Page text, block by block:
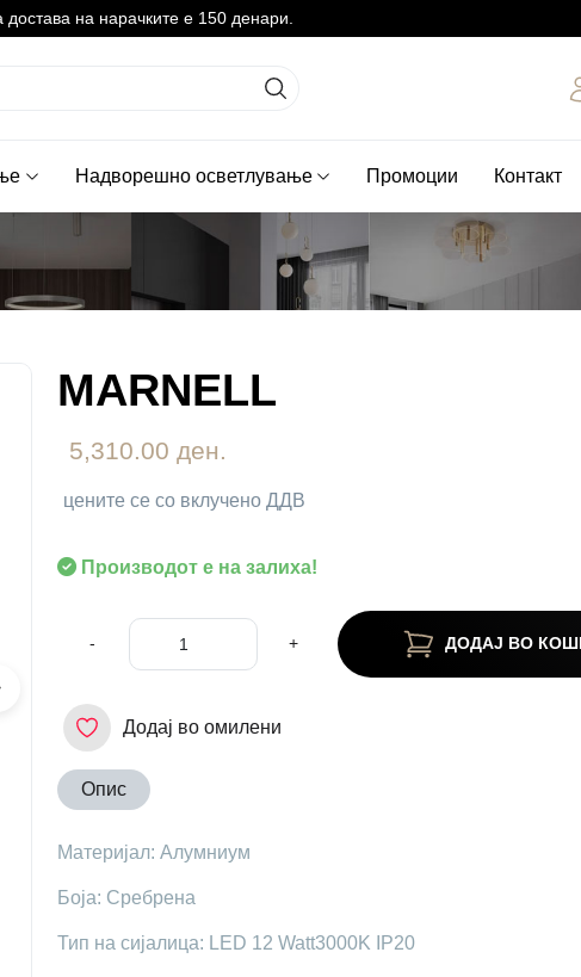
на нарачките е 150 денари.
Надворешно осветлување Промоции Контакт
MARNELL
5,310.00 ден.
цените се со вклучено ДДВ
Производот е на залиха!
- + ДОДАЈ ВО
Додај во омилени
Опис
Материјал: Алумниум
Боја: Сребрена
Тип на сијалица: LED 12 Watt3000K IP20